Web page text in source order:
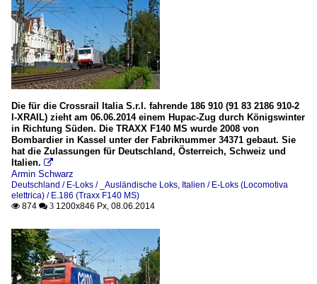
Die für die Crossrail Italia S.r.l. fahrende 186 910 (91 83 2186 910-2
I-XRAIL) zieht am 06.06.2014 einem Hupac-Zug durch Königswinter
in Richtung Süden. Die TRAXX F140 MS wurde 2008 von
Bombardier in Kassel unter der Fabriknummer 34371 gebaut. Sie
hat die Zulassungen für Deutschland, Österreich, Schweiz und
Italien. 
Armin Schwarz
Deutschland / E-Loks / _Ausländische Loks, Italien / E-Loks (Locomotiva
elettrica) / E.186 (Traxx F140 MS)
 874  3 1200x846 Px, 08.06.2014